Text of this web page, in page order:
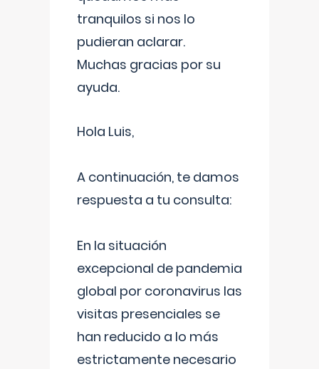
tranquilos si nos lo
pudieran aclarar.
Muchas gracias por su
ayuda.
Hola Luis,
A continuación, te damos
respuesta a tu consulta:
En la situación
excepcional de pandemia
global por coronavirus las
visitas presenciales se
han reducido a lo más
estrictamente necesario